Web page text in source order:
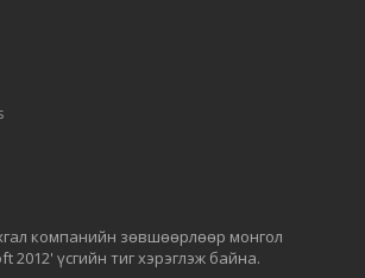
компанийн зөвшөөрлөөр монгол
2012' үсгийн тиг хэрэглэж байна.